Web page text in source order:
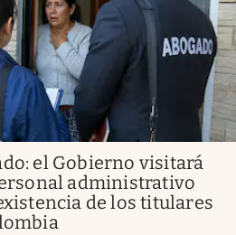
el Gobierno visitará
administrativo
de los titulares